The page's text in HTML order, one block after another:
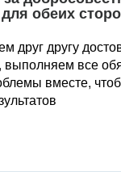
обеих
друг другу
все
вместе,